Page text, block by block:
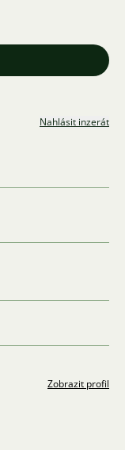
Nahlásit inzerát
Zobrazit profil